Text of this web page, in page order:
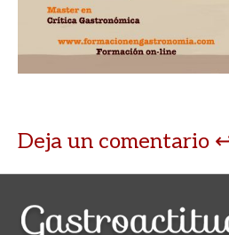
Deja un comentario